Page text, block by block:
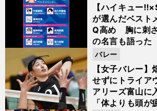
【ハイキュー
が選んだベスト
Q高め 胸に刺
の名言も語った
【女子バレー
せずにトライア
アリーズ富山
「体よりも頭が
バレー